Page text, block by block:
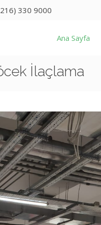
330 9000
Ana Sayfa
İlaçlama